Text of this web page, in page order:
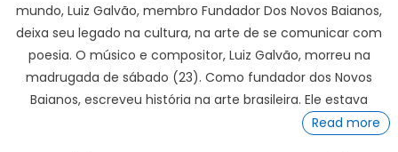
mundo, Luiz Galvão, membro Fundador Dos Novos Baianos,
deixa seu legado na cultura, na arte de se comunicar com
poesia. O músico e compositor, Luiz Galvão, morreu na
madrugada de sábado (23). Como fundador dos Novos
Baianos, escreveu história na arte brasileira. Ele estava
Read more